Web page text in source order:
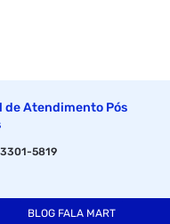
de Atendimento Pós
5819
BLOG FALA MART